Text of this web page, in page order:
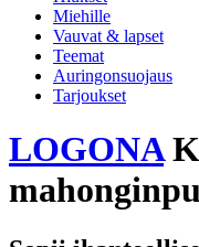
Miehille
Vauvat & lapset
Teemat
Auringonsuojaus
Tarjoukset
LOGONA